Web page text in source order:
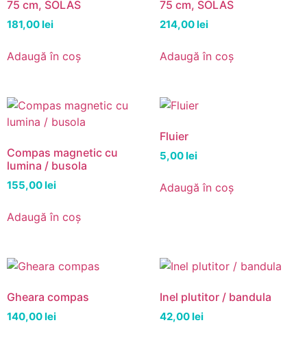
75 cm, SOLAS
181,00lei
Adaugă în coș
75 cm, SOLAS
214,00lei
Adaugă în coș
Compas magnetic cu
lumina / busola
155,00lei
Adaugă în coș
Fluier
5,00lei
Adaugă în coș
Gheara compas
140,00lei
Inel plutitor / bandula
42,00lei